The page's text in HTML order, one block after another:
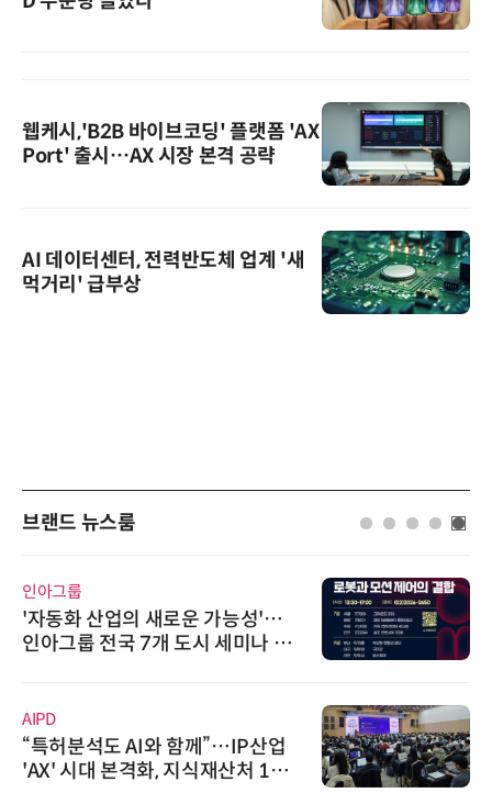
웹케시,'B2B 바이브코딩' 플랫폼 'AX
Port' 출시…AX 시장 본격 공략
AI 데이터센터, 전력반도체 업계 '새
먹거리' 급부상
브랜드 뉴스룸
인아그룹
'자동화 산업의 새로운 가능성'…
인아그룹 전국 7개 도시 세미나 페
AIPD
“특허분석도 AI와 함께”…IP산업
'AX' 시대 본격화, 지식재산처 1호